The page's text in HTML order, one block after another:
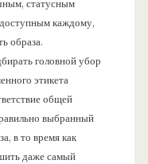
статусным
каждому,
образа.
головной убор
этикета
общей
выбранный
в то время как
даже самый